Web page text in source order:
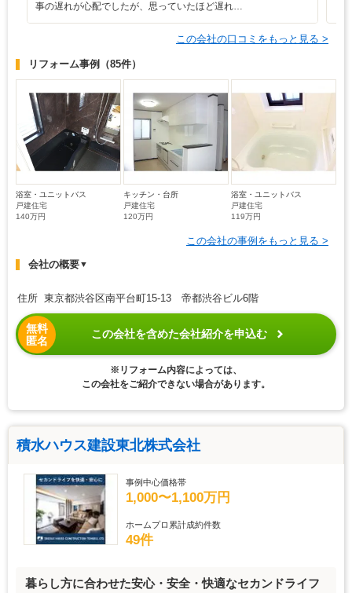
事の遅れが心配でしたが、思っていたほど遅れ…
この会社の口コミをもっと見る >
リフォーム事例 （85件）
浴室・ユニットバス
戸建住宅
140万円
キッチン・台所
戸建住宅
120万円
浴室・ユニットバス
戸建住宅
119万円
この会社の事例をもっと見る >
会社の概要▼
住所 東京都渋谷区南平台町15-13 帝都渋谷ビル6階
無料
匿名
この会社を含めた会社紹介を申込む
※リフォーム内容によっては、
この会社をご紹介できない場合があります。
積水ハウス建設東北株式会社
事例中心価格帯
1,000〜1,100万円
ホームプロ累計成約件数
49件
暮らし方に合わせた安心・安全・快適なセカンドライフ